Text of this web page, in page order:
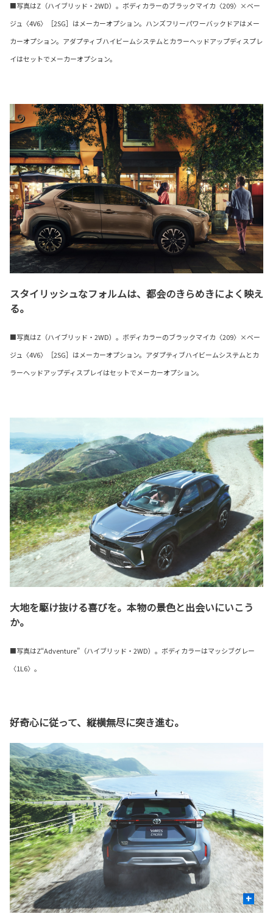
■写真はZ（ハイブリッド・2WD）。ボディカラーのブラックマイカ〈209〉×ベー
ジュ〈4V6〉［2SG］はメーカーオプション。ハンズフリーパワーバックドアはメー
カーオプション。アダプティブハイビームシステムとカラーヘッドアップディスプレ
イはセットでメーカーオプション。
スタイリッシュなフォルムは、都会のきらめきによく映え
る。
■写真はZ（ハイブリッド・2WD）。ボディカラーのブラックマイカ〈209〉×ベー
ジュ〈4V6〉［2SG］はメーカーオプション。アダプティブハイビームシステムとカ
ラーヘッドアップディスプレイはセットでメーカーオプション。
大地を駆け抜ける喜びを。本物の景色と出会いにいこう
か。
■写真はZ“Adventure”（ハイブリッド・2WD）。ボディカラーはマッシブグレー
〈1L6〉。
好奇心に従って、縦横無尽に突き進む。
+